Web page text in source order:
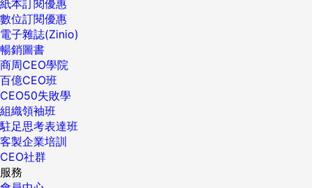
紙本訂閱優惠
數位訂閱優惠
電子雜誌(Zinio)
暢銷圖書
商周CEO學院
百億CEO班
CEO50失敗學
組織領袖班
駐足思考表達班
客製企業培訓
CEO社群
服務